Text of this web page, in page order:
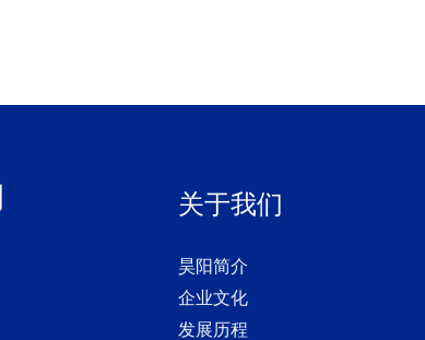
关于我们
昊阳简介
企业文化
发展历程